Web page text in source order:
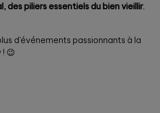
des piliers essentiels du bien vieillir.
d’événements passionnants à la
😉